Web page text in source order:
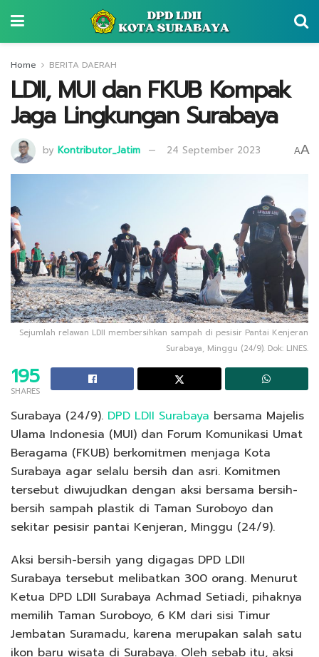
Home BERITA DAERAH
LDII, MUI dan FKUB Kompak
Jaga Lingkungan Surabaya
by Kontributor_Jatim 24 September 2023 AA
Sejumlah relawan LDII membersihkan sampah di pesisir Pantai Kenjeran
Surabaya, Minggu (24/9). Dok: LINES.
195
SHARES
Surabaya (24/9). DPD LDII Surabaya bersama Majelis
Ulama Indonesia (MUI) dan Forum Komunikasi Umat
Beragama (FKUB) berkomitmen menjaga Kota
Surabaya agar selalu bersih dan asri. Komitmen
tersebut diwujudkan dengan aksi bersama bersih-
bersih sampah plastik di Taman Suroboyo dan
sekitar pesisir pantai Kenjeran, Minggu (24/9).
Aksi bersih-bersih yang digagas DPD LDII
Surabaya tersebut melibatkan 300 orang. Menurut
Ketua DPD LDII Surabaya Achmad Setiadi, pihaknya
memilih Taman Suroboyo, 6 KM dari sisi Timur
Jembatan Suramadu, karena merupakan salah satu
ikon baru wisata di Surabaya. Oleh sebab itu, aksi